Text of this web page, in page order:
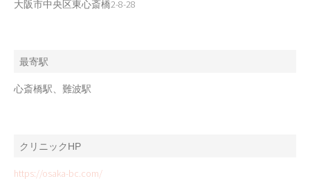
大阪市中央区東心斎橋2-8-28
最寄駅
心斎橋駅、難波駅
クリニックHP
https://osaka-bc.com/